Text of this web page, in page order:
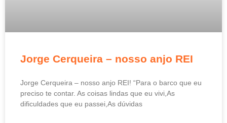
Jorge Cerqueira – nosso anjo REI
Jorge Cerqueira – nosso anjo REI! “Para o barco que eu
preciso te contar. As coisas lindas que eu vivi,As
dificuldades que eu passei,As dúvidas